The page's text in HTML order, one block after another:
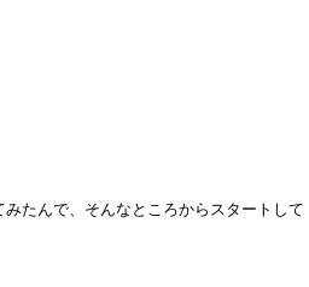
たんで、そんなところからスタートして